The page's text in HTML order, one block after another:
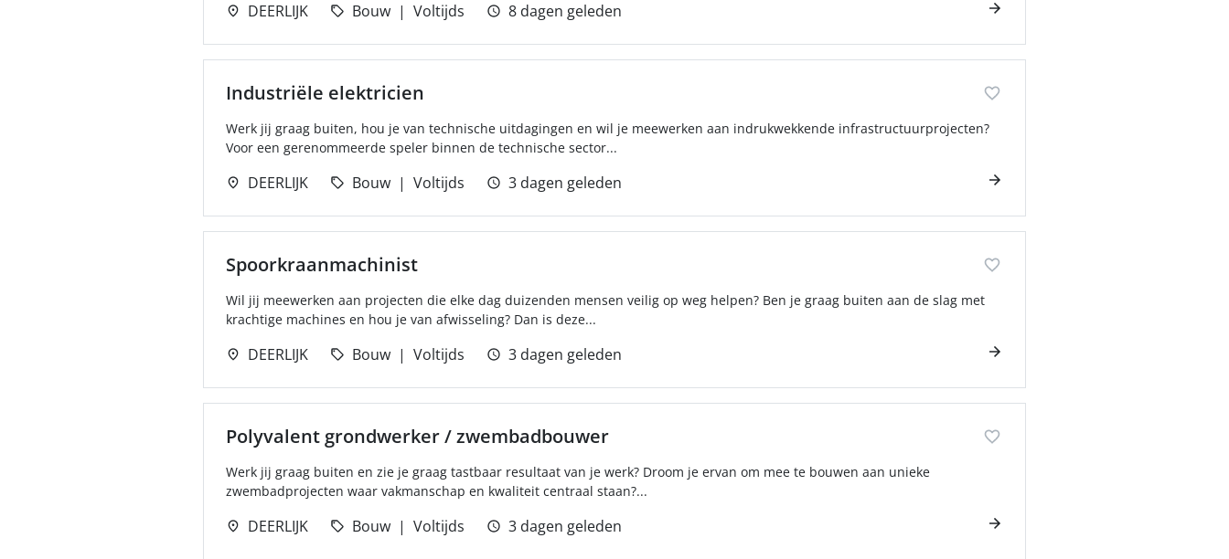
DEERLIJK Bouw Voltijds 8 dagen geleden
Industriële elektricien
Werk jij graag buiten, hou je van technische uitdagingen en wil je meewerken aan indrukwekkende infrastructuurprojecten?
Voor een gerenommeerde speler binnen de technische sector...
DEERLIJK Bouw Voltijds 3 dagen geleden
Spoorkraanmachinist
Wil jij meewerken aan projecten die elke dag duizenden mensen veilig op weg helpen? Ben je graag buiten aan de slag met
krachtige machines en hou je van afwisseling? Dan is deze...
DEERLIJK Bouw Voltijds 3 dagen geleden
Polyvalent grondwerker / zwembadbouwer
Werk jij graag buiten en zie je graag tastbaar resultaat van je werk? Droom je ervan om mee te bouwen aan unieke
zwembadprojecten waar vakmanschap en kwaliteit centraal staan?...
DEERLIJK Bouw Voltijds 3 dagen geleden